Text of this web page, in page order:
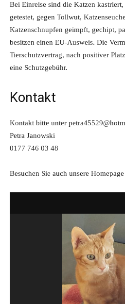
Bei Einreise sind die Katzen
getestet, gegen Tollwut,
Katzenschnupfen geimpft, gechipt,
besitzen einen EU-Ausweis. Die
Tierschutzvertrag, nach positiver
eine Schutzgebühr.
Kontakt
Kontakt bitte unter
Petra Janowski
0177 746 03 48
Besuchen Sie auch unsere Homepage